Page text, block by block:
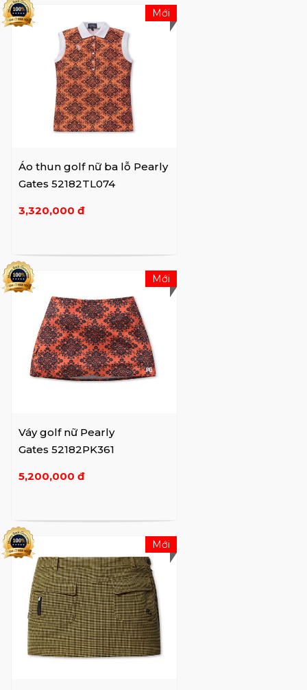
Áo thun golf nữ ba lỗ Pearly
Gates 52182TL074
3,320,000 đ
Mới
Váy golf nữ Pearly
Gates 52182PK361
5,200,000 đ
Mới
Mới